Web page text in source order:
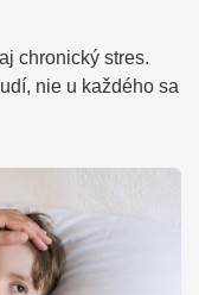
chronický stres.
nie u každého sa